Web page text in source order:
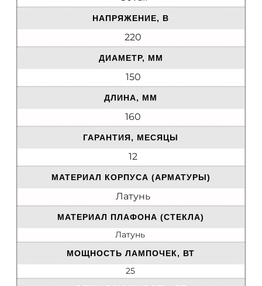
НАПРЯЖЕНИЕ, В
220
ДИАМЕТР, ММ
150
ДЛИНА, ММ
160
ГАРАНТИЯ, МЕСЯЦЫ
12
МАТЕРИАЛ КОРПУСА (АРМАТУРЫ)
Латунь
МАТЕРИАЛ ПЛАФОНА (СТЕКЛА)
Латунь
МОЩНОСТЬ ЛАМПОЧЕК, ВТ
25